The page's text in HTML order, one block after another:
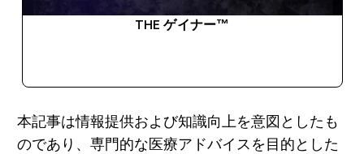
THE ゲイナー™
本記事は情報提供および知識向上を意図としたも
のであり、専門的な医療アドバイスを目的とした